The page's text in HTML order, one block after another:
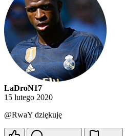
LaDroN17
15 lutego 2020
@RwaY dziękuję